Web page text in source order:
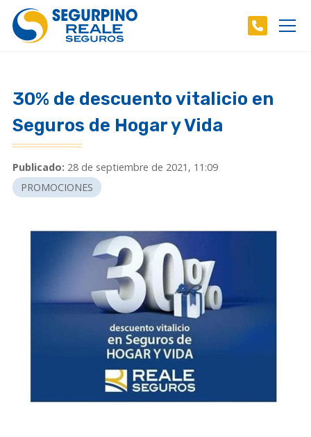
30% de descuento vitalicio en
Seguros de Hogar y Vida
Publicado: 28 de septiembre de 2021, 11:09
PROMOCIONES